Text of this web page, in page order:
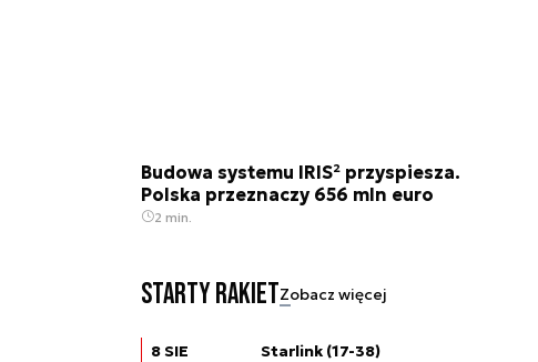
Budowa systemu IRIS² przyspiesza.
Polska przeznaczy 656 mln euro
2 min.
Starty rakietZobacz więcej
8 SIE
Starlink (17-38)